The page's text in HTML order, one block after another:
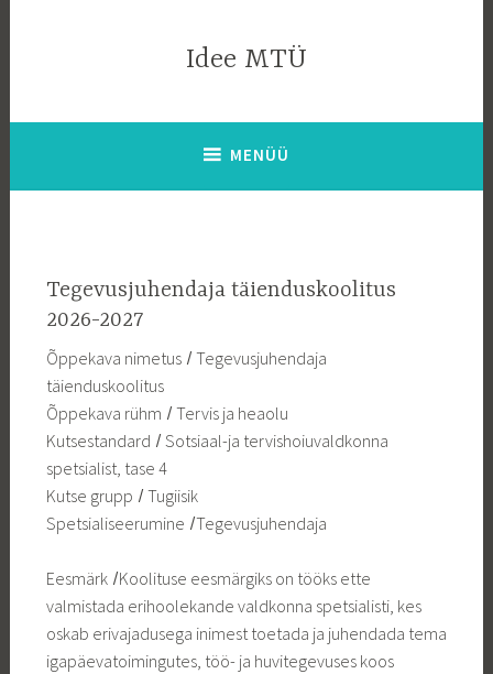
Idee MTÜ
MENÜÜ
Tegevusjuhendaja täienduskoolitus
2026-2027
Õppekava nimetus ̸ Tegevusjuhendaja
täienduskoolitus
Õppekava rühm ̸ Tervis ja heaolu
Kutsestandard ̸ Sotsiaal-ja tervishoiuvaldkonna
spetsialist, tase 4
Kutse grupp ̸ Tugiisik
Spetsialiseerumine ̸ Tegevusjuhendaja
Eesmärk ̸ Koolituse eesmärgiks on tööks ette
valmistada erihoolekande valdkonna spetsialisti, kes
oskab erivajadusega inimest toetada ja juhendada tema
igapäevatoimingutes, töö- ja huvitegevuses koos